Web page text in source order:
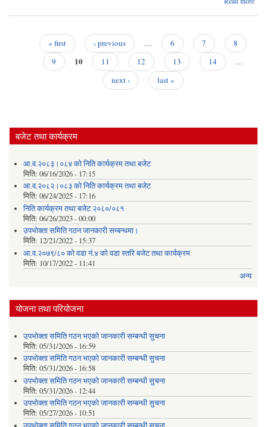
« first ‹ previous … 6 7
8
9
10 11 12 13 14
…
next ›
last »
बजेट तथा कार्यक्रम
आ.व.२०८३।०८४ को निति कार्यक्रम तथा बजेट
मिति: 06/16/2026 - 17:15
आ.व.२०८२।०८३ को निति कार्यक्रम तथा बजेट
मिति: 06/24/2025 - 17:16
निति कार्यक्रम तथा बजेट २०८०/०८१
मिति: 06/26/2023 - 00:00
उपभोक्ता समिति गठन जानकारी सम्बन्धमा।
मिति: 12/21/2022 - 15:37
आ.व.२०७९/८० को वडा नं.४ को वडा स्तरि बजेट तथा कार्यक्रम
मिति: 10/17/2022 - 11:41
अन्य
योजना तथा परियोजना
उपभोक्ता समिति गठन भएको जानकारी सम्बन्धी सुचना
मिति: 05/31/2026 - 16:59
उपभोक्ता समिति गठन भएको जानकारी सम्बन्धी सुचना
मिति: 05/31/2026 - 16:58
उपभोक्ता समिति गठन भएको जानकारी सम्बन्धी सुचना
मिति: 05/31/2026 - 12:44
उपभोक्ता समिति गठन भएको जानकारी सम्बन्धी सुचना
मिति: 05/27/2026 - 10:51